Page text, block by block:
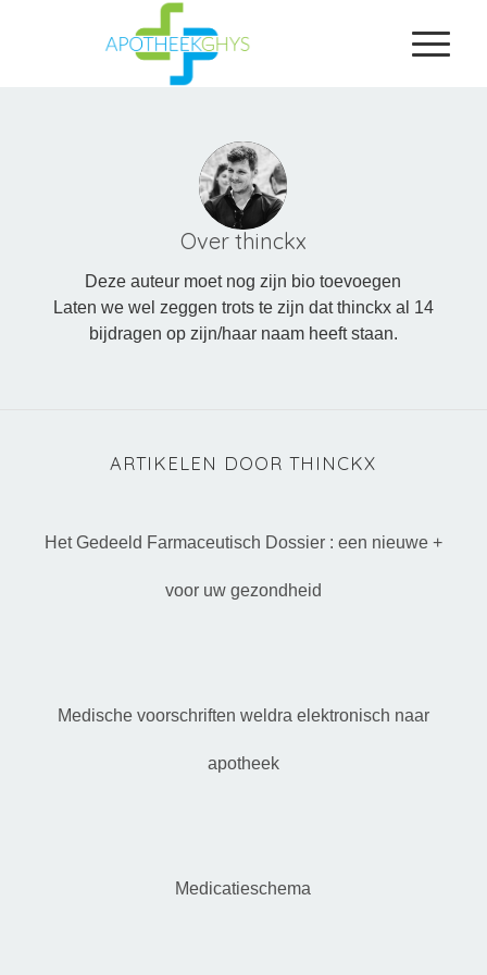
Over thinckx
Deze auteur moet nog zijn bio toevoegen
Laten we wel zeggen trots te zijn datthinckxal 14
bijdragen op zijn/haar naam heeft staan.
ARTIKELEN DOOR THINCKX
Het Gedeeld Farmaceutisch Dossier : een nieuwe +
voor uw gezondheid
Medische voorschriften weldra elektronisch naar
apotheek
Medicatieschema